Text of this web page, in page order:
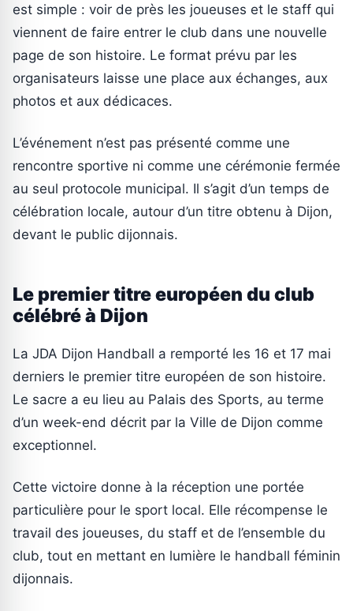
est simple : voir de près les joueuses et le staff qui
viennent de faire entrer le club dans une nouvelle
page de son histoire. Le format prévu par les
organisateurs laisse une place aux échanges, aux
photos et aux dédicaces.
L’événement n’est pas présenté comme une
rencontre sportive ni comme une cérémonie fermée
au seul protocole municipal. Il s’agit d’un temps de
célébration locale, autour d’un titre obtenu à Dijon,
devant le public dijonnais.
Le premier titre européen du club
célébré à Dijon
La JDA Dijon Handball a remporté les 16 et 17 mai
derniers le premier titre européen de son histoire.
Le sacre a eu lieu au Palais des Sports, au terme
d’un week-end décrit par la Ville de Dijon comme
exceptionnel.
Cette victoire donne à la réception une portée
particulière pour le sport local. Elle récompense le
travail des joueuses, du staff et de l’ensemble du
club, tout en mettant en lumière le handball féminin
dijonnais.